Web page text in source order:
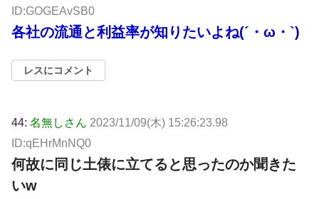
ID:GOGEAvSB0
各社の流通と利益率が知りたいよね(´・ω・`)
レスにコメント
44: 名無しさん 2023/11/09(木) 15:26:23.98
ID:qEHrMnNQ0
何故に同じ土俵に立てると思ったのか聞きた
いw